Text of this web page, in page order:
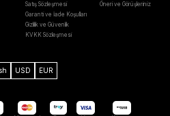
Satış Sözleşmesi
Garanti ve İade Koşulları
Gizlilik ve Güvenlik
KVKK Sözleşmesi
Öneri ve Görüşleriniz
USD EUR